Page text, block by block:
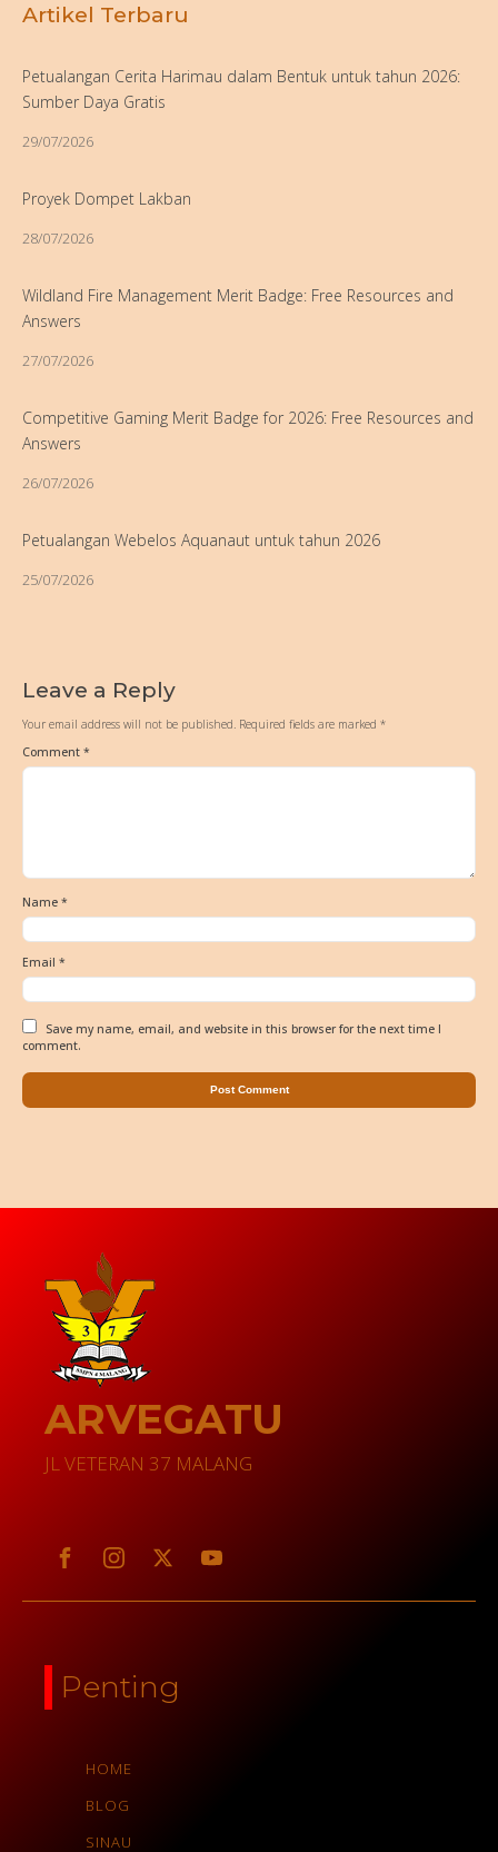
Artikel Terbaru
Petualangan Cerita Harimau dalam Bentuk untuk tahun 2026:
Sumber Daya Gratis
29/07/2026
Proyek Dompet Lakban
28/07/2026
Wildland Fire Management Merit Badge: Free Resources and
Answers
27/07/2026
Competitive Gaming Merit Badge for 2026: Free Resources and
Answers
26/07/2026
Petualangan Webelos Aquanaut untuk tahun 2026
25/07/2026
Leave a Reply
Your email address will not be published. Required fields are marked *
Comment *
Name *
Email *
Save my name, email, and website in this browser for the next time I
comment.
ARVEGATU
JL VETERAN 37 MALANG
Penting
HOME
BLOG
SINAU